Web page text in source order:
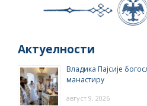
Актуелности
Владика Пајсије
манастиру
август 9, 2026